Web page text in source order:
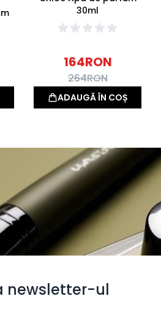
30ml
164RON
264RON
ADAUGĂ ÎN COȘ
newsletter-ul